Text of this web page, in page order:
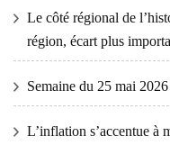
Le côté régional de
région, écart plus
Semaine du 25 mai 2026
L’inflation s’accentue à